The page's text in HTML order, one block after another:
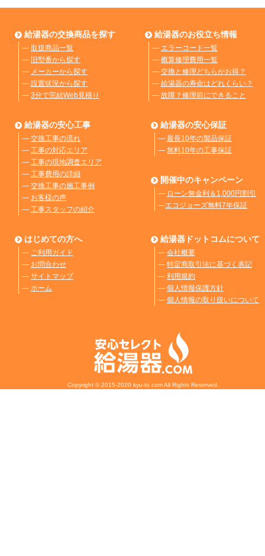
給湯器の交換商品を探す
― 取扱商品一覧
― 旧型番から探す
― メーカーから探す
― 設置状況から探す
― 3分で完結Web見積り
給湯器のお役立ち情報
― エラーコード一覧
― 概算修理費用一覧
― 交換と修理どちらがお得？
― 給湯器の寿命はどれくらい？
― 故障？修理前にできること
給湯器の安心工事
― 交換工事の流れ
― 工事の対応エリア
― 工事の現地調査エリア
― 工事費用の詳細
― 交換工事の施工事例
― お客様の声
― 工事スタッフの紹介
給湯器の安心保証
― 最長10年の製品保証
― 無料10年の工事保証
開催中のキャンペーン
― ローン無金利＆1,000円割引
―エコジョーズ無料7年保証
はじめての方へ
― ご利用ガイド
― お問合わせ
― サイトマップ
― ホーム
給湯器ドットコムについて
― 会社概要
― 特定商取引法に基づく表記
― 利用規約
― 個人情報保護方針
― 個人情報の取り扱いについて
Copyright © 2015-2020 kyu-to.com All Rights Reserved.